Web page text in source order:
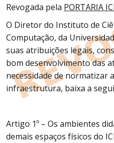
Revogada pela PORTARIA
O Diretor do Instituto de
Computação, da
suas atribuições legais,
bom desenvolvimento das
necessidade de normatizar
infraestrutura, baixa a
Artigo 1º – Os ambientes
demais espaços físicos do